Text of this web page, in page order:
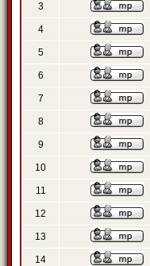
3
4
5
6
7
8
9
10
11
12
13
14